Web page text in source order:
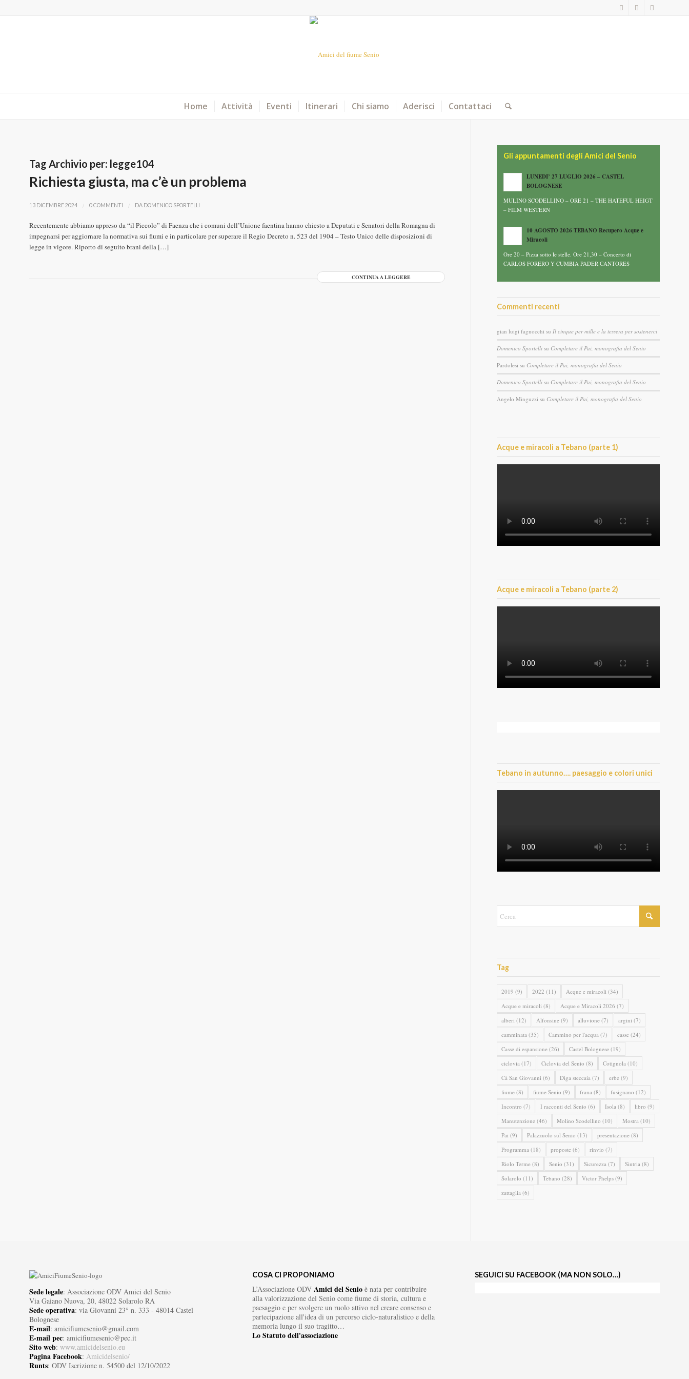
Home Attività Eventi Itinerari Chi siamo Aderisci Contattaci
Tag Archivio per: legge104
Richiesta giusta, ma c’è un problema
13 DICEMBRE 2024 / 0 COMMENTI / DA DOMENICO SPORTELLI
Recentemente abbiamo appreso da “il Piccolo” di Faenza che i comuni dell’Unione faentina hanno chiesto a Deputati e Senatori della Romagna di
impegnarsi per aggiornare la normativa sui fiumi e in particolare per superare il Regio Decreto n. 523 del 1904 – Testo Unico delle disposizioni di
legge in vigore. Riporto di seguito brani della […]
CONTINUA A LEGGERE
Gli appuntamenti degli Amici del Senio
LUNEDI’ 27 LUGLIO 2026 – CASTEL
BOLOGNESE
MULINO SCODELLINO – ORE 21 – THE HATEFUL HEIGT
– FILM WESTERN
10 AGOSTO 2026 TEBANO Recupero Acque e
Miracoli
Ore 20 – Pizza sotto le stelle. Ore 21,30 – Concerto di
CARLOS FORERO Y CUMBIA PADER CANTORES
Commenti recenti
gian luigi fagnocchi su Il cinque per mille e la tessera per sostenerci
Domenico Sportelli su Completare il Pai, monografia del Senio
Pardolesi su Completare il Pai, monografia del Senio
Domenico Sportelli su Completare il Pai, monografia del Senio
Angelo Minguzzi su Completare il Pai, monografia del Senio
Acque e miracoli a Tebano (parte 1)
Acque e miracoli a Tebano (parte 2)
Tebano in autunno…. paesaggio e colori unici
Tag
2019 (9) 2022 (11) Acque e miracoli (34)
Acque e miracoli (8) Acque e Miracoli 2026 (7)
alberi (12) Alfonsine (9) alluvione (7) argini (7)
camminata (35) Cammino per l'acqua (7) casse (24)
Casse di espansione (26) Castel Bolognese (19)
ciclovia (17) Ciclovia del Senio (8) Cotignola (10)
Cà San Giovanni (6) Diga steccaia (7) erbe (9)
fiume (8) fiume Senio (9) frana (8) fusignano (12)
Incontro (7) I racconti del Senio (6) Isola (8) libro (9)
Manutenzione (46) Molino Scodellino (10) Mostra (10)
Pai (9) Palazzuolo sul Senio (13) presentazione (8)
Programma (18) proposte (6) rinvio (7)
Riolo Terme (8) Senio (31) Sicurezza (7) Sintria (8)
Solarolo (11) Tebano (28) Victor Phelps (9)
zattaglia (6)
Sede legale: Associazione ODV Amici del Senio
Via Gaiano Nuova, 20, 48022 Solarolo RA
Sede operativa: via Giovanni 23° n. 333 - 48014 Castel
Bolognese
E-mail: amicifiumesenio@gmail.com
E-mail pec: amicifiumesenio@pec.it
Sito web: www.amicidelsenio.eu
Pagina Facebook: Amicidelsenio/
Runts: ODV Iscrizione n. 54500 del 12/10/2022
COSA CI PROPONIAMO
L’Associazione ODV Amici del Senioè nata per contribuire
alla valorizzazione del Senio come fiume di storia, cultura e
paesaggio e per svolgere un ruolo attivo nel creare consenso e
partecipazione all'idea di un percorso ciclo-naturalistico e della
memoria lungo il suo tragitto…
Lo Statuto dell'associazione
SEGUICI SU FACEBOOK (MA NON SOLO…)